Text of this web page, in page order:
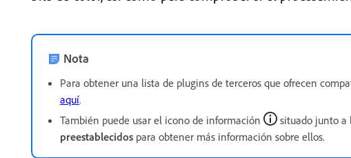
Nota
Para obtener una lista de plugins de terceros que ofrecen
aquí.
También puede usar el icono de información
situado junto a
preestablecidos para obtener más información sobre ellos.